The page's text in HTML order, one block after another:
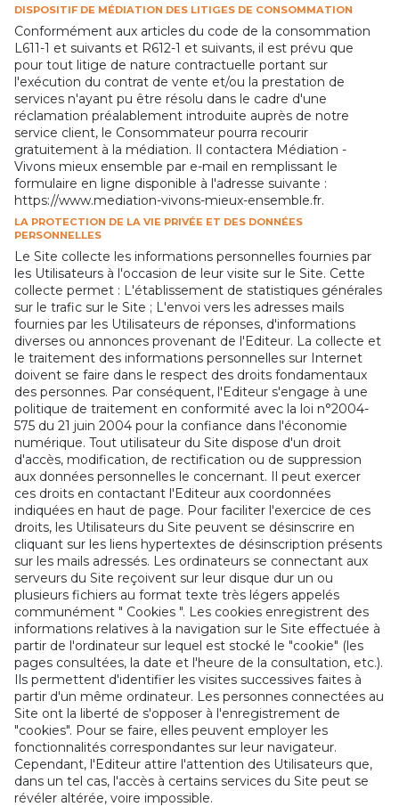
DISPOSITIF DE MÉDIATION DES LITIGES DE CONSOMMATION
Conformément aux articles du code de la consommation
L611-1 et suivants et R612-1 et suivants, il est prévu que
pour tout litige de nature contractuelle portant sur
l'exécution du contrat de vente et/ou la prestation de
services n'ayant pu être résolu dans le cadre d'une
réclamation préalablement introduite auprès de notre
service client, le Consommateur pourra recourir
gratuitement à la médiation. Il contactera Médiation -
Vivons mieux ensemble par e-mail en remplissant le
formulaire en ligne disponible à l'adresse suivante :
https://www.mediation-vivons-mieux-ensemble.fr.
LA PROTECTION DE LA VIE PRIVÉE ET DES DONNÉES
PERSONNELLES
Le Site collecte les informations personnelles fournies par
les Utilisateurs à l'occasion de leur visite sur le Site. Cette
collecte permet : L'établissement de statistiques générales
sur le trafic sur le Site ; L'envoi vers les adresses mails
fournies par les Utilisateurs de réponses, d'informations
diverses ou annonces provenant de l'Editeur. La collecte et
le traitement des informations personnelles sur Internet
doivent se faire dans le respect des droits fondamentaux
des personnes. Par conséquent, l'Editeur s'engage à une
politique de traitement en conformité avec la loi n°2004-
575 du 21 juin 2004 pour la confiance dans l'économie
numérique. Tout utilisateur du Site dispose d'un droit
d'accès, modification, de rectification ou de suppression
aux données personnelles le concernant. Il peut exercer
ces droits en contactant l'Editeur aux coordonnées
indiquées en haut de page. Pour faciliter l'exercice de ces
droits, les Utilisateurs du Site peuvent se désinscrire en
cliquant sur les liens hypertextes de désinscription présents
sur les mails adressés. Les ordinateurs se connectant aux
serveurs du Site reçoivent sur leur disque dur un ou
plusieurs fichiers au format texte très légers appelés
communément " Cookies ". Les cookies enregistrent des
informations relatives à la navigation sur le Site effectuée à
partir de l'ordinateur sur lequel est stocké le "cookie" (les
pages consultées, la date et l'heure de la consultation, etc.).
Ils permettent d'identifier les visites successives faites à
partir d'un même ordinateur. Les personnes connectées au
Site ont la liberté de s'opposer à l'enregistrement de
"cookies". Pour se faire, elles peuvent employer les
fonctionnalités correspondantes sur leur navigateur.
Cependant, l'Editeur attire l'attention des Utilisateurs que,
dans un tel cas, l'accès à certains services du Site peut se
révéler altérée, voire impossible.